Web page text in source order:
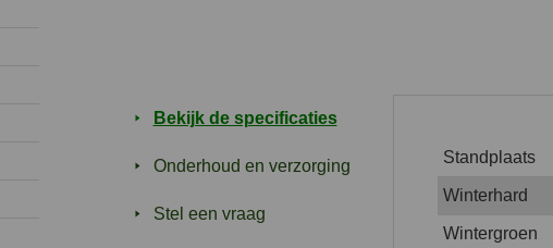
Bekijk de specificaties
Onderhoud en verzorging
Stel een vraag
Standplaats
Winterhard
Wintergroen